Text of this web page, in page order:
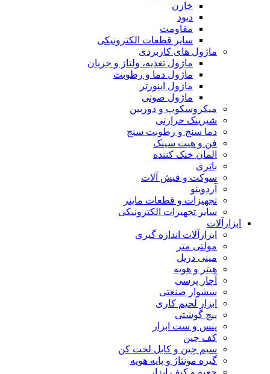
خازن
دیود
مقاومت
سایر قطعات الکترونیکی
ماژول های کاربردی
ماژول تغذیه، ولتاژ و جریان
ماژول دما و رطوبت
ماژول اینورتر
ماژول صوتی
میکروسکوپ و دوربین
شیرینک حرارتی
دما سنج و رطوبت سنج
فن و هیت سینک
المان خنک کننده
باتری
سوکت و فیش آلات
آردوینو
تجهیزات و قطعات ماینر
سایر تجهیزات الکترونیکی
ابزارآلات
ابزارآلات اندازه گیری
مولتی متر
مینی دریل
هیتر و هویه
آچار پرسی
سشوار صنعتی
ابزار لحیم کاری
پیچ گوشتی
پنس و ست ابزار
کف چین
سیم چین و کابل لخت کن
گیره مونتاژ و پایه هویه
جعبه و کیف ابزار